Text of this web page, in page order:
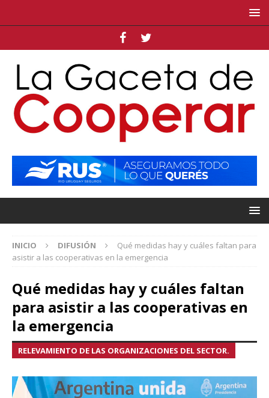
INICIO DIFUSIÓN
Qué medidas hay y cuáles faltan para
asistir a las cooperativas en la emergencia
Qué medidas hay y cuáles faltan
para asistir a las cooperativas en
la emergencia
RELEVAMIENTO DE LAS ORGANIZACIONES DEL SECTOR.